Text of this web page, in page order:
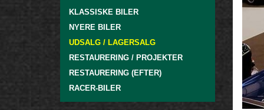
KLASSISKE BILER
NYERE BILER
UDSALG / LAGERSALG
RESTAURERING / PROJEKTER
RESTAURERING (EFTER)
RACER-BILER